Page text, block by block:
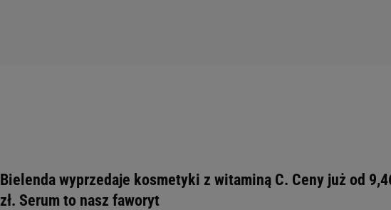
Bielenda wyprzedaje kosmetyki z witaminą C. Ceny już od
zł. Serum to nasz faworyt